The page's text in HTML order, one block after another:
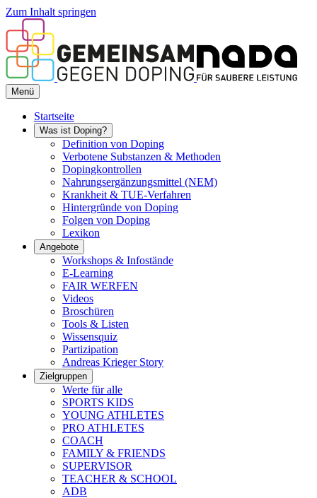
Zum Inhalt springen
Menü
Startseite
Was ist Doping?
Definition von Doping
Verbotene Substanzen & Methoden
Dopingkontrollen
Nahrungsergänzungsmittel (NEM)
Krankheit & TUE-Verfahren
Hintergründe von Doping
Folgen von Doping
Lexikon
Angebote
Workshops & Infostände
E-Learning
FAIR WERFEN
Videos
Broschüren
Tools & Listen
Wissensquiz
Partizipation
Andreas Krieger Story
Zielgruppen
Werte für alle
SPORTS KIDS
YOUNG ATHLETES
PRO ATHLETES
COACH
FAMILY & FRIENDS
SUPERVISOR
TEACHER & SCHOOL
ADB